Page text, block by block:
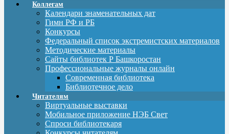
Коллегам
Календари знаменательных дат
Гимн РФ и РБ
Конкурсы
Федеральный список экстремистских материалов
Методические материалы
Сайты библиотек Р Башкоростан
Профессиональные журналы онлайн
Современная библиотека
Библиотечное дело
Читателям
Виртуальные выставки
Мобильное приложение НЭБ Свет
Спроси библиотекаря